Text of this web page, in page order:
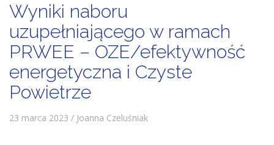
Wyniki naboru
uzupełniającego w ramach
PRWEE – OZE/efektywność
energetyczna i Czyste
Powietrze
23 marca 2023 / Joanna Czeluśniak